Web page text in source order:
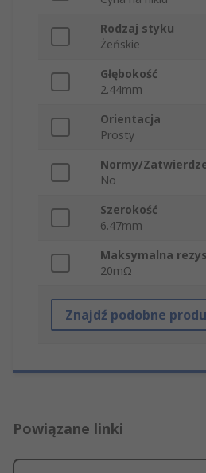
Rodzaj styku
Żeńskie
Głębokość
2.44mm
Orientacja
Prosty
Normy/
No
Szerokość
6.47mm
Maksymalna
20mΩ
Znajdź podobne
Powiązane linki